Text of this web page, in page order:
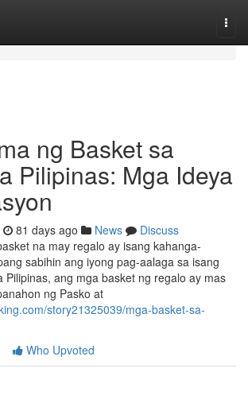
ng Basket sa
Pilipinas: Mga Ideya
81 days ago News
Discuss
na may regalo ay isang kahanga-
sabihin ang iyong pag-aalaga sa isang
Pilipinas, ang mga basket ng regalo ay mas
ng Pasko at
story21325039/mga-basket-sa-
Who Upvoted